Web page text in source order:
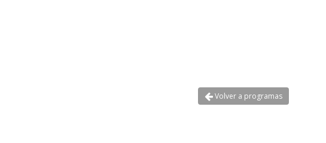
Volver a programas